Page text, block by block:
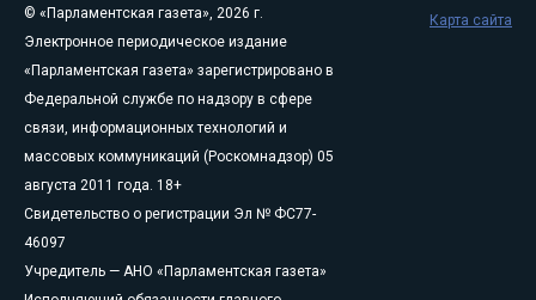
© «Парламентская газета», 2026 г.
Электронное периодическое издание
«Парламентская газета» зарегистрировано в
Федеральной службе по надзору в сфере
связи, информационных технологий и
массовых коммуникаций (Роскомнадзор) 05
августа 2011 года. 18+
Свидетельство о регистрации Эл № ФС77-
46097
Учредитель — АНО «Парламентская газета»
Карта сайта